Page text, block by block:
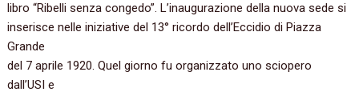
libro “Ribelli senza congedo”. L’inaugurazione della nuova sede si
inserisce nelle iniziative del 13° ricordo dell’Eccidio di Piazza
Grande
del 7 aprile 1920. Quel giorno fu organizzato uno sciopero
dall’USI e